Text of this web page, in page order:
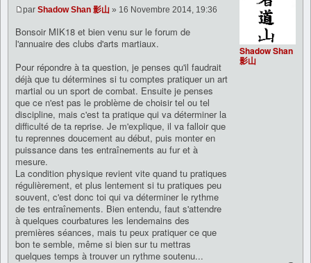
par Shadow Shan 影山 » 16 Novembre 2014, 19:36
Bonsoir MIK18 et bien venu sur le forum de
l'annuaire des clubs d'arts martiaux.
Pour répondre à ta question, je penses qu'il faudrait
déjà que tu détermines si tu comptes pratiquer un art
martial ou un sport de combat. Ensuite je penses
que ce n'est pas le problème de choisir tel ou tel
discipline, mais c'est ta pratique qui va déterminer la
difficulté de ta reprise. Je m'explique, il va falloir que
tu reprennes doucement au début, puis monter en
puissance dans tes entraînements au fur et à
mesure.
La condition physique revient vite quand tu pratiques
régulièrement, et plus lentement si tu pratiques peu
souvent, c'est donc toi qui va déterminer le rythme
de tes entraînements. Bien entendu, faut s'attendre
à quelques courbatures les lendemains des
premières séances, mais tu peux pratiquer ce que
bon te semble, même si bien sur tu mettras
quelques temps à trouver un rythme soutenu...
Shadow Shan
影山